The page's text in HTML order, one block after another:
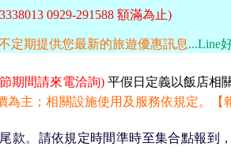
0929-291588 額滿為止)
定期提供您最新的旅遊優惠訊息...Line
期間請來電洽詢) 平假日定義以飯店相
為主；相關設施使用及服務依規定。【
款。 請依規定時間準時至集合點報到